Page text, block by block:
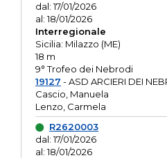
dal: 17/01/2026
al: 18/01/2026
Interregionale
Sicilia: Milazzo (ME)
18 m
9° Trofeo dei Nebrodi
19127 - ASD ARCIERI DEI
Cascio, Manuela
Lenzo, Carmela
R2620003
dal: 17/01/2026
al: 18/01/2026